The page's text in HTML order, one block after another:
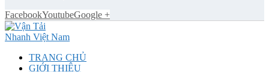
FacebookYoutubeGoogle +
TRANG CHỦ
GIỚI THIỆU